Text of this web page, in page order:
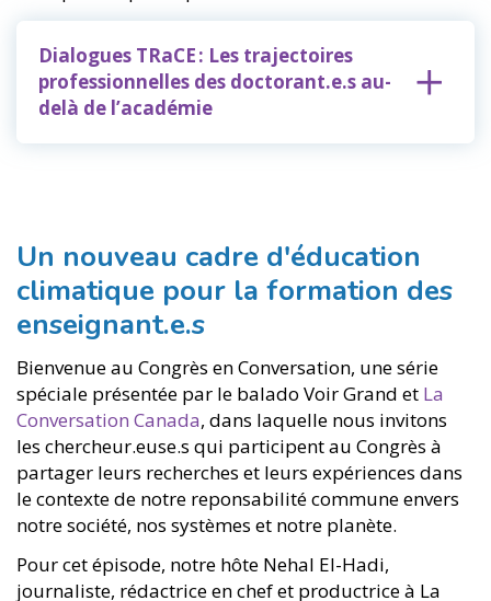
Dialogues TRaCE : Les trajectoires
professionnelles des doctorant.e.s au-
delà de l’académie
Un nouveau cadre d'éducation
climatique pour la formation des
enseignant.e.s
Bienvenue au Congrès en Conversation, une série
spéciale présentée par le balado Voir Grand et La
Conversation Canada, dans laquelle nous invitons
les chercheur.euse.s qui participent au Congrès à
partager leurs recherches et leurs expériences dans
le contexte de notre reponsabilité commune envers
notre société, nos systèmes et notre planète.
Pour cet épisode, notre hôte Nehal El-Hadi,
journaliste, rédactrice en chef et productrice à La